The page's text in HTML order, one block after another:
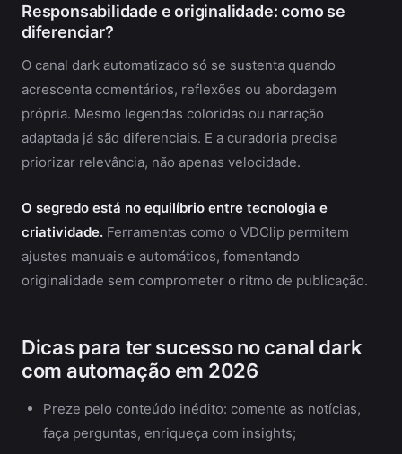
Responsabilidade e originalidade: como se
diferenciar?
O canal dark automatizado só se sustenta quando
acrescenta comentários, reflexões ou abordagem
própria. Mesmo legendas coloridas ou narração
adaptada já são diferenciais. E a curadoria precisa
priorizar relevância, não apenas velocidade.
O segredo está no equilíbrio entre tecnologia e
criatividade. Ferramentas como o VDClip permitem
ajustes manuais e automáticos, fomentando
originalidade sem comprometer o ritmo de publicação.
Dicas para ter sucesso no canal dark
com automação em 2026
Preze pelo conteúdo inédito: comente as notícias,
faça perguntas, enriqueça com insights;